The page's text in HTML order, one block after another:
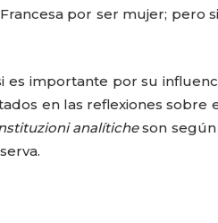
por ser mujer; pero
es importante por su
en las reflexiones
analíticheson según